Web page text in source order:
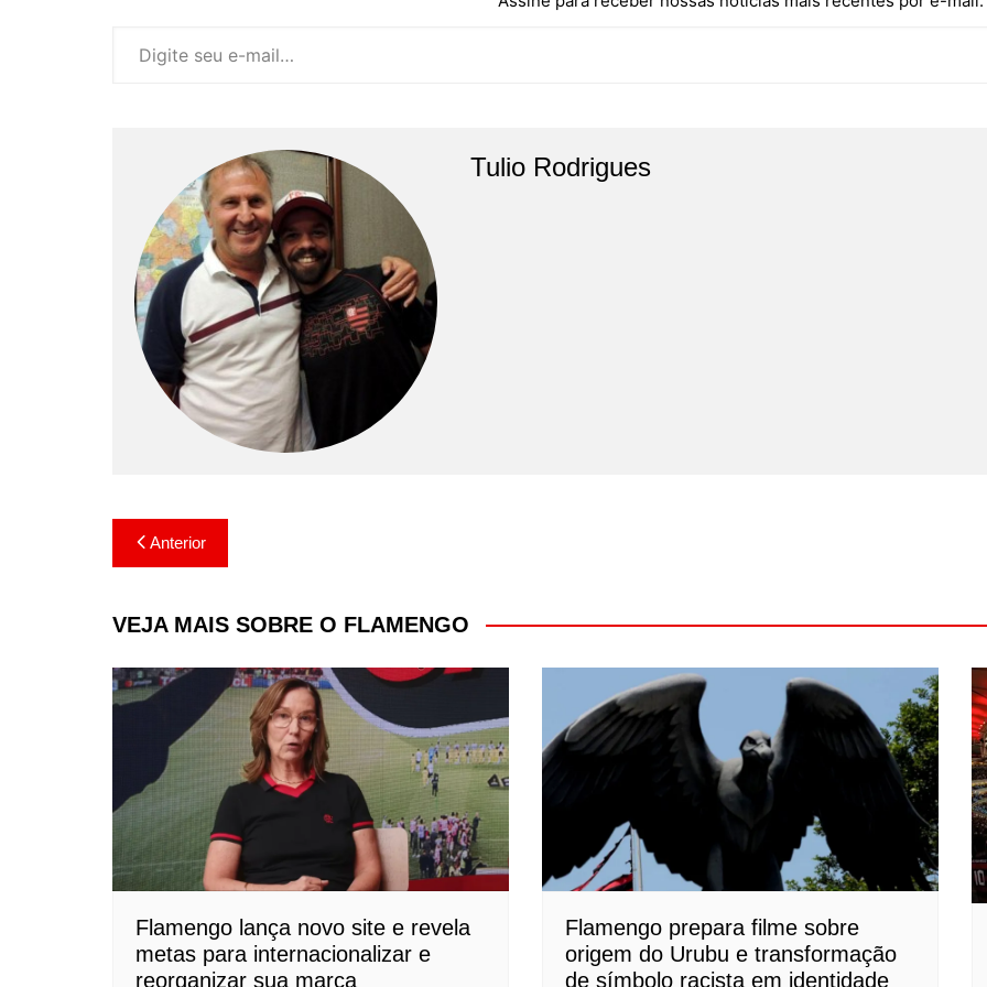
Tulio Rodrigues
Navegação
de
Post
Anterior
VEJA MAIS SOBRE O FLAMENGO
Flamengo lança novo site e revela
metas para internacionalizar e
reorganizar sua marca
Flamengo prepara filme sobre
origem do Urubu e transformação
de símbolo racista em identidade